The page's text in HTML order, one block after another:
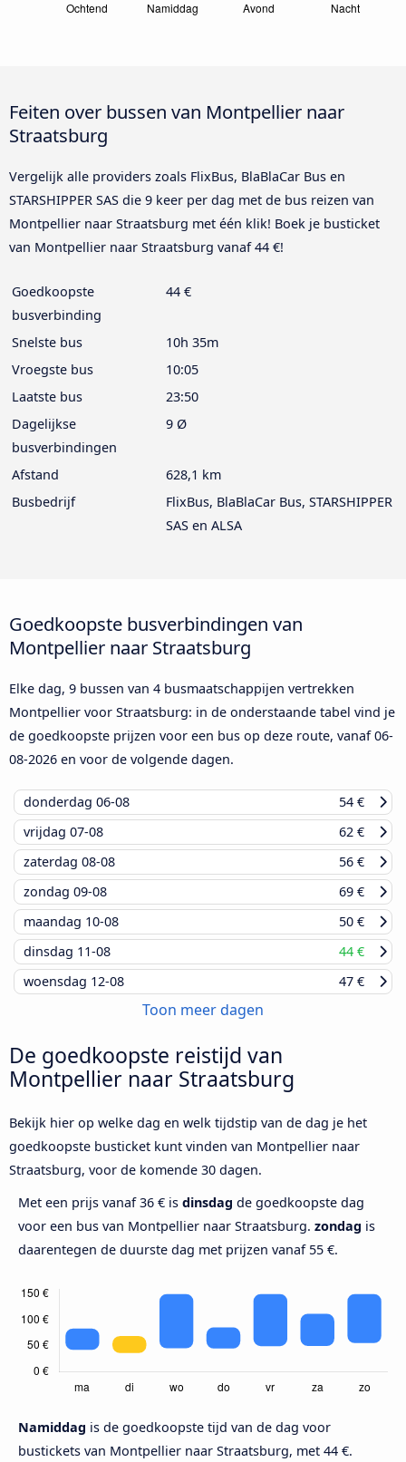
Feiten over bussen van Montpellier naar
Straatsburg
Vergelijk alle providers zoals FlixBus, BlaBlaCar Bus en
STARSHIPPER SAS die 9 keer per dag met de bus reizen van
Montpellier naar Straatsburg met één klik! Boek je busticket
van Montpellier naar Straatsburg vanaf 44 €!
Goedkoopste
busverbinding
44 €
Snelste bus
10h 35m
Vroegste bus
10:05
Laatste bus
23:50
Dagelijkse
busverbindingen
9 Ø
Afstand
628,1 km
Busbedrijf
FlixBus, BlaBlaCar Bus, STARSHIPPER
SAS en ALSA
Goedkoopste busverbindingen van
Montpellier naar Straatsburg
Elke dag, 9 bussen van 4 busmaatschappijen vertrekken
Montpellier voor Straatsburg: in de onderstaande tabel vind je
de goedkoopste prijzen voor een bus op deze route, vanaf06-
08-2026 en voor de volgende dagen.
donderdag 06-08
54 €
vrijdag 07-08
62 €
zaterdag 08-08
56 €
zondag 09-08
69 €
maandag 10-08
50 €
dinsdag 11-08
44 €
woensdag 12-08 47 €
Toon meer dagen
De goedkoopste reistijd van
Montpellier naar Straatsburg
Bekijk hier op welke dag en welk tijdstip van de dag je het
goedkoopste busticket kunt vinden van Montpellier naar
Straatsburg, voor de komende 30 dagen.
Met een prijs vanaf 36 € is dinsdag de goedkoopste dag
voor een bus van Montpellier naar Straatsburg. zondag is
daarentegen de duurste dag met prijzen vanaf 55 €.
Namiddag is de goedkoopste tijd van de dag voor
bustickets van Montpellier naar Straatsburg, met 44 €.